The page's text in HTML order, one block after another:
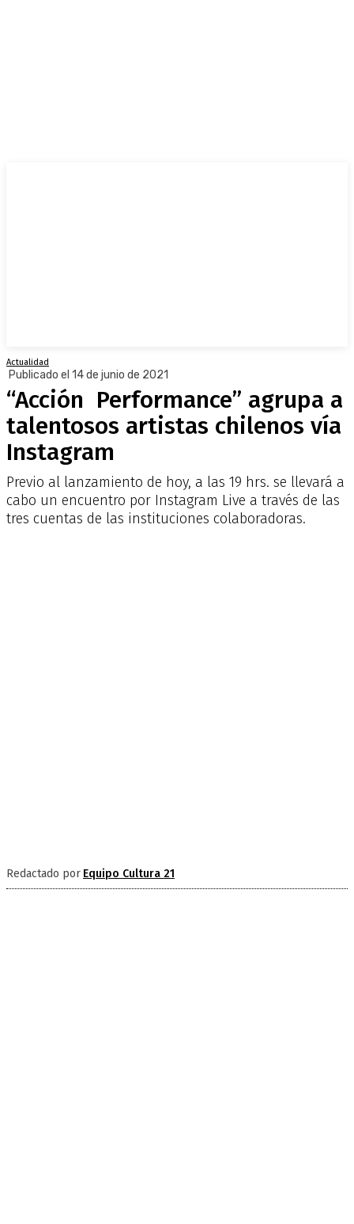
Actualidad
Publicado el 14 de junio de 2021
“Acción Performance” agrupa a
talentosos artistas chilenos vía
Instagram
Previo al lanzamiento de hoy, a las 19 hrs. se llevará a
cabo un encuentro por Instagram Live a través de las
tres cuentas de las instituciones colaboradoras.
Redactado por Equipo Cultura 21